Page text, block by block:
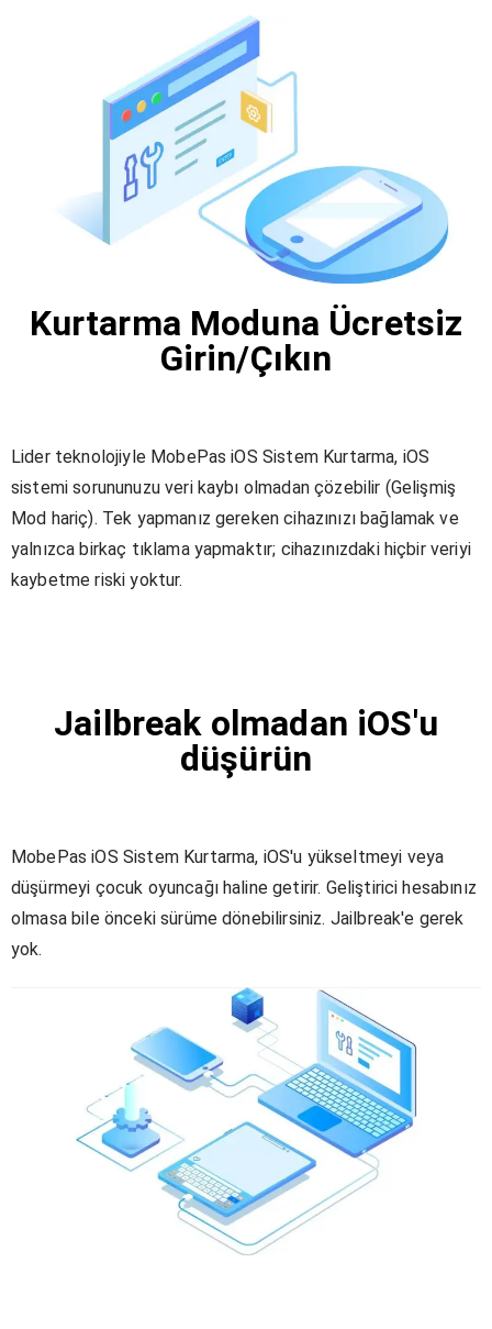
Kurtarma Moduna Ücretsiz
Girin/Çıkın
Lider teknolojiyle MobePas iOS Sistem Kurtarma, iOS
sistemi sorununuzu veri kaybı olmadan çözebilir (Gelişmiş
Mod hariç). Tek yapmanız gereken cihazınızı bağlamak ve
yalnızca birkaç tıklama yapmaktır; cihazınızdaki hiçbir veriyi
kaybetme riski yoktur.
Jailbreak olmadan iOS'u
düşürün
MobePas iOS Sistem Kurtarma, iOS'u yükseltmeyi veya
düşürmeyi çocuk oyuncağı haline getirir. Geliştirici hesabınız
olmasa bile önceki sürüme dönebilirsiniz. Jailbreak'e gerek
yok.